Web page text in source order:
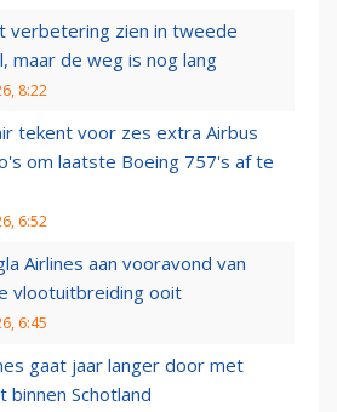
verbetering zien in tweede
maar de weg is nog lang
8:22
tekent voor zes extra Airbus
om laatste Boeing 757's af te
6:52
Airlines aan vooravond van
vlootuitbreiding ooit
6:45
gaat jaar langer door met
binnen Schotland